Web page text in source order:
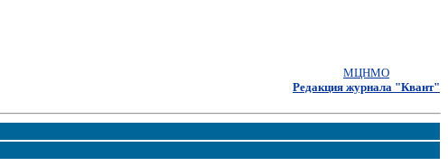
МЦНМО
Редакция журнала "Квант"